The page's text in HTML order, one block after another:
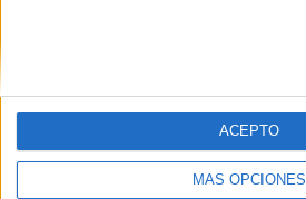
MÁS OPCIONES
ACEPTO